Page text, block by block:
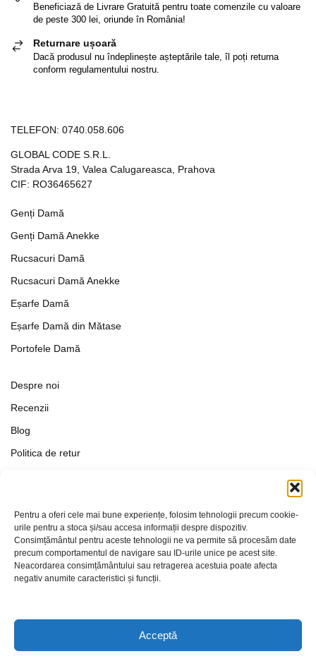
Pentru a oferi cele mai bune experiențe, folosim tehnologii precum cookie-
urile pentru a stoca și/sau accesa informații despre dispozitiv.
Consimțământul pentru aceste tehnologii ne va permite să procesăm date
precum comportamentul de navigare sau ID-urile unice pe acest site.
Neacordarea consimțământului sau retragerea acestuia poate afecta
negativ anumite caracteristici și funcții.
Acceptă
Beneficiază de Livrare Gratuită pentru toate comenzile cu valoare
de peste 300 lei, oriunde în România!
Returnare ușoară
Dacă produsul nu îndeplinește așteptările tale, îl poți returna
conform regulamentului nostru.
TELEFON: 0740.058.606
GLOBAL CODE S.R.L.
Strada Arva 19, Valea Calugareasca, Prahova
CIF: RO36465627
Genți Damă
Genți Damă Anekke
Rucsacuri Damă
Rucsacuri Damă Anekke
Eșarfe Damă
Eșarfe Damă din Mătase
Portofele Damă
Despre noi
Recenzii
Blog
Politica de retur
Politica de Confidențialitate
Politica de cookies
Setări Cookie-uri
Contact